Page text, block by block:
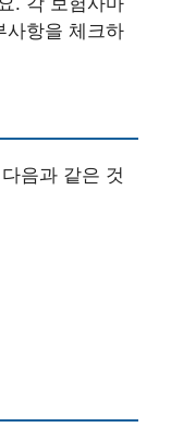
사항을 체크하
음과 같은 것